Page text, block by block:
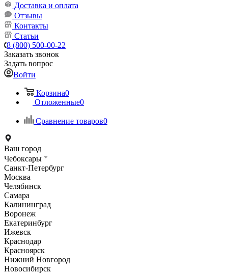
Доставка и оплата
Отзывы
Контакты
Статьи
8 (800) 500-00-22
Заказать звонок
Задать вопрос
Войти
Корзина0
Отложенные0
Сравнение товаров0
Ваш город
Чебоксары
Санкт-Петербург
Москва
Челябинск
Самара
Калининград
Воронеж
Екатеринбург
Ижевск
Краснодар
Красноярск
Нижний Новгород
Новосибирск